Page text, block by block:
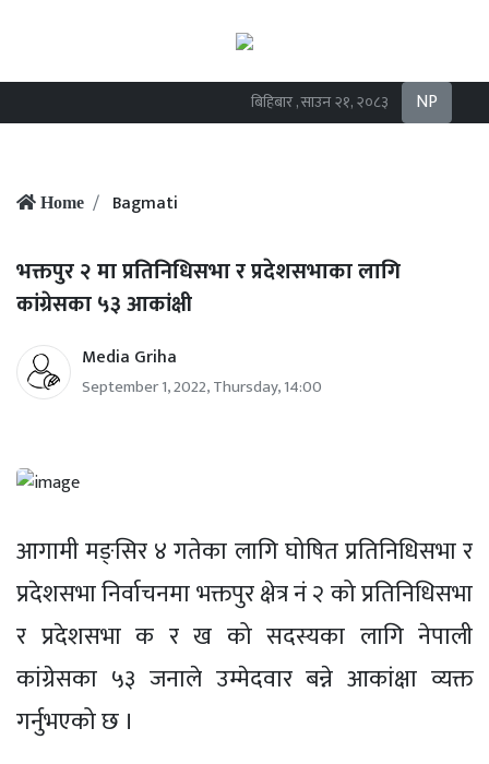
बिहिबार , साउन २१, २०८३ NP
Home Bagmati
भक्तपुर २ मा प्रतिनिधिसभा र प्रदेशसभाका लागि
कांग्रेसका ५३ आकांक्षी
Media Griha
September 1, 2022, Thursday, 14:00
आगामी मङ्सिर ४ गतेका लागि घोषित प्रतिनिधिसभा र
प्रदेशसभा निर्वाचनमा भक्तपुर क्षेत्र नं २ को प्रतिनिधिसभा
र प्रदेशसभा क र ख को सदस्यका लागि नेपाली
कांग्रेसका ५३ जनाले उम्मेदवार बन्ने आकांक्षा व्यक्त
गर्नुभएको छ ।